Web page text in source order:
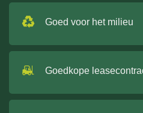
Goed voor het milieu
Goedkope